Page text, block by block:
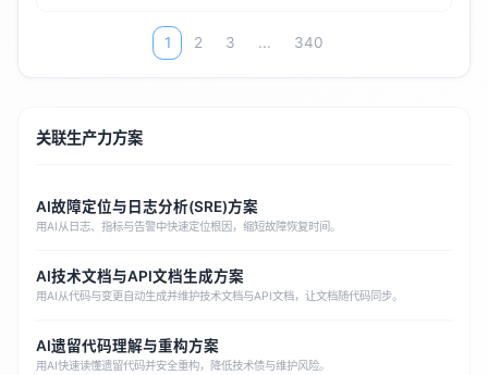
1 2 3 ... 340
关联生产力方案
AI故障定位与日志分析(SRE)方案
用AI从日志、指标与告警中快速定位根因，缩短故障恢复时间。
AI技术文档与API文档生成方案
用AI从代码与变更自动生成并维护技术文档与API文档，让文档随代码同步。
AI遗留代码理解与重构方案
用AI快速读懂遗留代码并安全重构，降低技术债与维护风险。